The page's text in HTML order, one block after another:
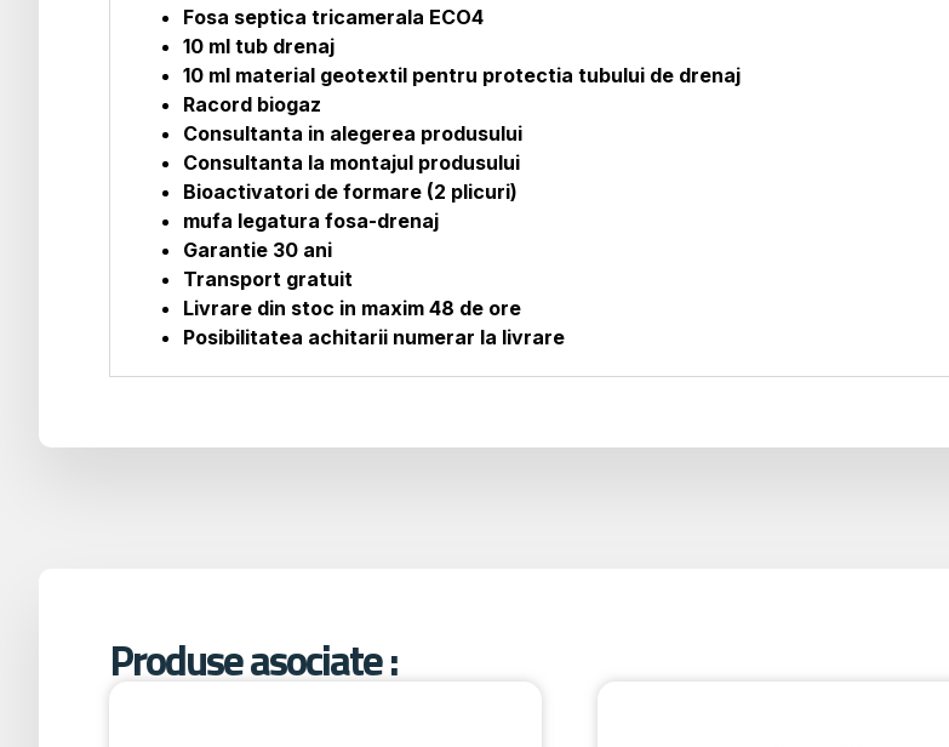
Fosa septica tricamerala ECO4
10 ml tub drenaj
10 ml material geotextil pentru protectia tubului de drenaj
Racord biogaz
Consultanta in alegerea produsului
Consultanta la montajul produsului
Bioactivatori de formare (2 plicuri)
mufa legatura fosa-drenaj
Garantie 30 ani
Transport gratuit
Livrare din stoc in maxim 48 de ore
Posibilitatea achitarii numerar la livrare
Produse asociate :